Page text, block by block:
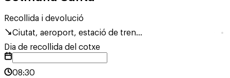
Recollida i devolució
Ciutat, aeroport, estació de tren...
Dia de recollida del cotxe
08:30